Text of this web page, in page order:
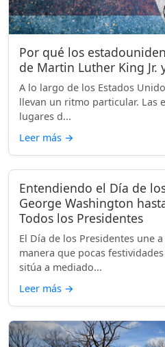
Por qué los
de Martin Luther King Jr.
A lo largo de los Estados
llevan un ritmo particular. Las
lugares d...
Leer más →
Entendiendo el Día de
George Washington
Todos los Presidentes
El Día de los Presidentes une
manera que pocas
sitúa a mediado...
Leer más →